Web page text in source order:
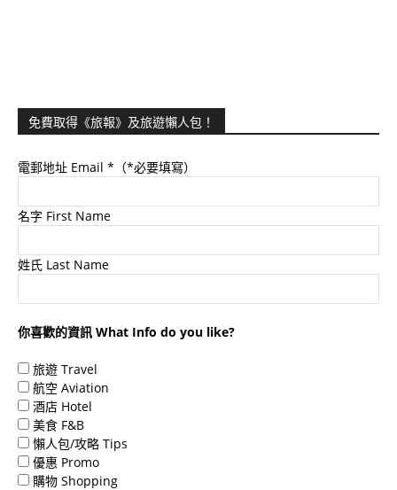
免費取得《旅報》及旅遊懶人包！
電郵地址 Email *（*必要填寫）
名字 First Name
姓氏 Last Name
你喜歡的資訊 What Info do you like?
旅遊 Travel
航空 Aviation
酒店 Hotel
美食 F&B
懶人包/攻略 Tips
優惠 Promo
購物 Shopping